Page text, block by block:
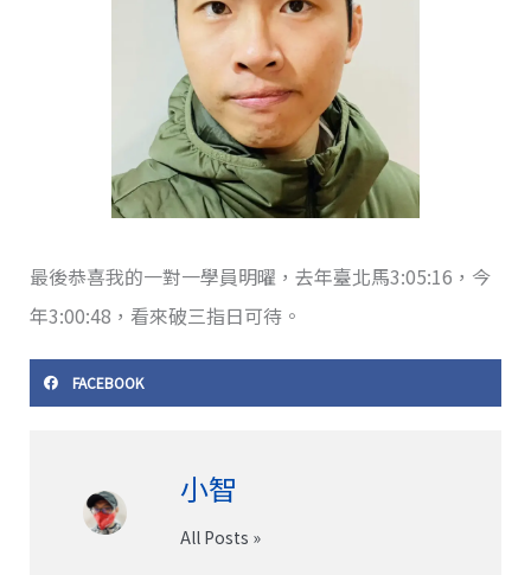
最後恭喜我的一對一學員明曜，去年臺北馬3:05:16，今
年3:00:48，看來破三指日可待。
FACEBOOK
小智
All Posts »